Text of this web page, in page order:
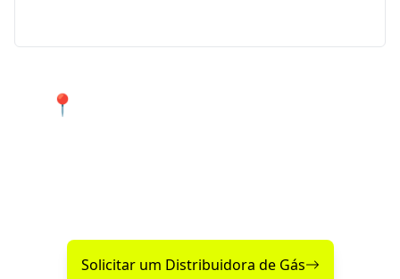
📍 Atendimento 24 horas nos
Solicitar um Distribuidora de Gás